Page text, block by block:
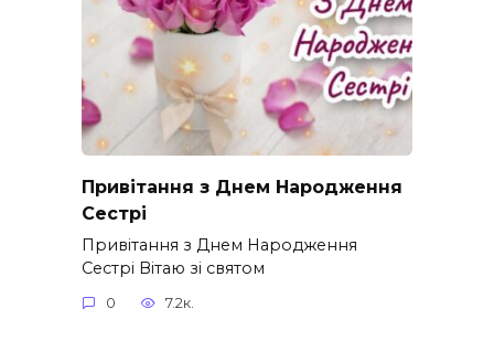
Привітання з Днем Народження
Сестрі
Привітання з Днем Народження
Сестрі Вітаю зі святом
0 7.2к.